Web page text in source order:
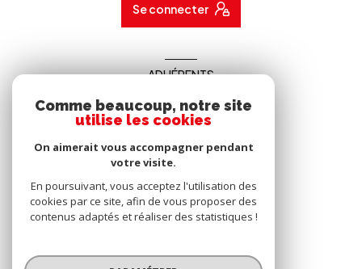
Se connecter
ADHÉRENTS
Nous adhérons
© 2026 | Tous droits réservés
Comme beaucoup, notre site
utilise les cookies
On aimerait vous accompagner pendant
votre visite.
En poursuivant, vous acceptez l'utilisation des
cookies par ce site, afin de vous proposer des
contenus adaptés et réaliser des statistiques !